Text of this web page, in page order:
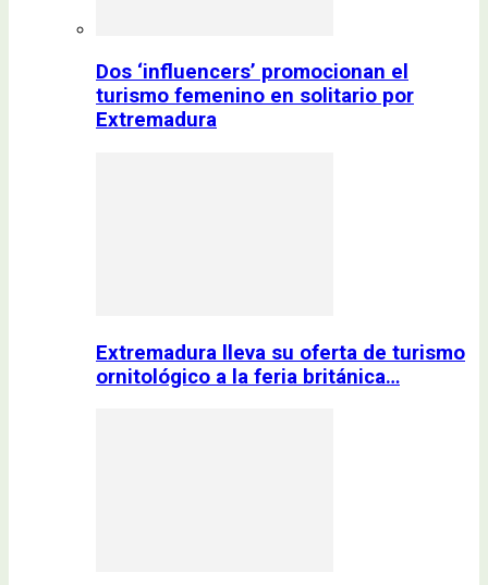
Dos ‘influencers’ promocionan el
turismo femenino en solitario por
Extremadura
Extremadura lleva su oferta de turismo
ornitológico a la feria británica…